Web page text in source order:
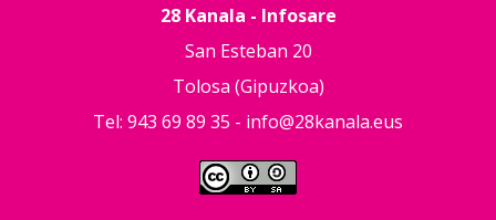
28 Kanala - Infosare
San Esteban 20
Tolosa (Gipuzkoa)
Tel: 943 69 89 35 - info@28kanala.eus